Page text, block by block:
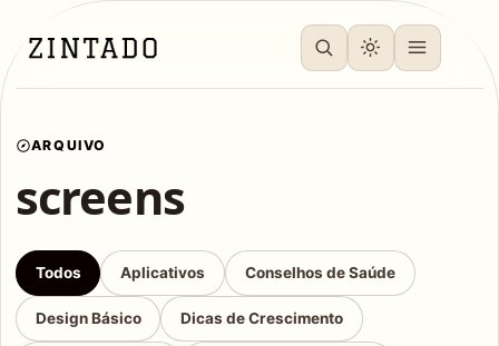
ARQUIVO
screens
Todos Aplicativos Conselhos de Saúde
Design Básico Dicas de Crescimento